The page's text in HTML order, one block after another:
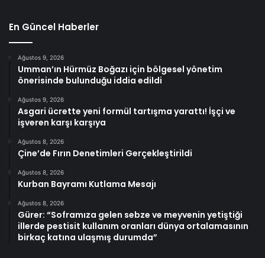
En Güncel Haberler
Ağustos 9, 2026
Umman’ın Hürmüz Boğazı için bölgesel yönetim
önerisinde bulunduğu iddia edildi
Ağustos 9, 2026
Asgari ücrette yeni formül tartışma yarattı! İşçi ve
işveren karşı karşıya
Ağustos 8, 2026
Çine’de Fırın Denetimleri Gerçekleştirildi
Ağustos 8, 2026
Kurban Bayramı Kutlama Mesajı
Ağustos 8, 2026
Gürer: “Soframıza gelen sebze ve meyvenin yetiştiği
illerde pestisit kullanım oranları dünya ortalamasının
birkaç katına ulaşmış durumda”